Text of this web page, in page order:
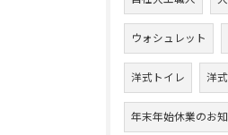
ウォシュレット
洋式トイレ 洋式
年末年始休業のお